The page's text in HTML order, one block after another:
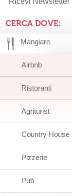
CERCA DOVE:
Mangiare
Airbnb
Ristoranti
Agriturist
Country House
Pizzerie
Pub